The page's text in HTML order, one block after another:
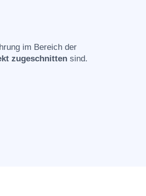
im Bereich der
zugeschnitten sind.